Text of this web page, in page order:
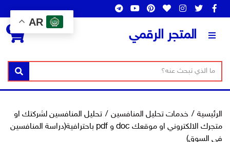
المتجر الرقمي
س
ا
ل
ت
ص
ا
ب
ح
بحث
0
الرئيسية / خدمات تحليل المنافسين / تحليل المنافسين لشركتك او
متجرك الالكتروني او موقعك doc و pdf باحترافية(دراسة المنافسين
في السوق)
AR